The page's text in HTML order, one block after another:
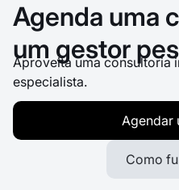
Agenda uma
um gestor
Aproveita uma consultoria
especialista.
Agendar
Como